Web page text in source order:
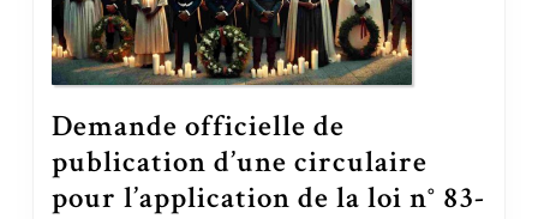
Demande officielle de
publication d’une circulaire
pour l’application de la loi n° 83-